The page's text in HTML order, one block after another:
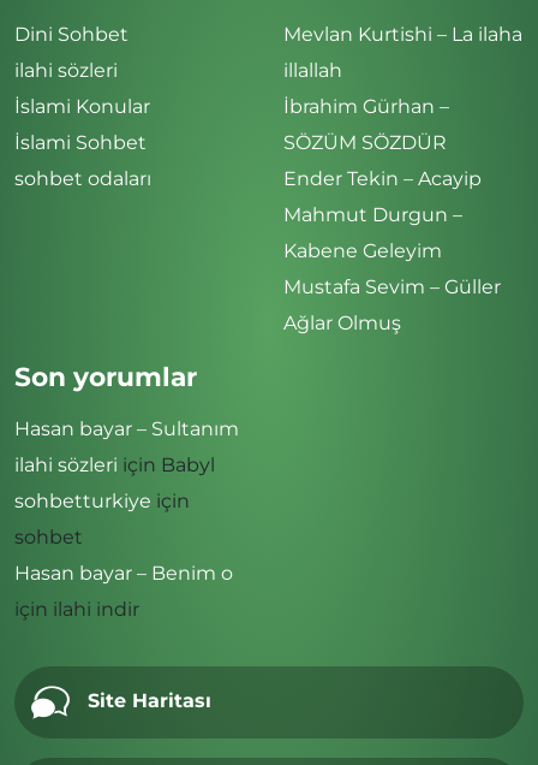
Dini Sohbet
ilahi sözleri
İslami Konular
İslami Sohbet
sohbet odaları
Mevlan Kurtishi – La ilaha
illallah
İbrahim Gürhan –
SÖZÜM SÖZDÜR
Ender Tekin – Acayip
Mahmut Durgun –
Kabene Geleyim
Mustafa Sevim – Güller
Ağlar Olmuş
Son yorumlar
Hasan bayar – Sultanım
ilahi sözleri için Babyl
sohbetturkiye için
sohbet
Hasan bayar – Benim o
için ilahi indir
Site Haritası